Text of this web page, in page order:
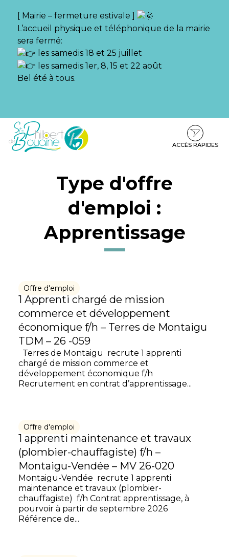
[ Mairie – fermeture estivale ]
L’accueil physique et téléphonique de la mairie
sera fermé:
les samedis 18 et 25 juillet
les samedis 1er, 8, 15 et 22 août
Bel été à tous.
Aller
Aller
contenu
Aller
pied
ACCÈS RAPIDES
Type d'offre
d'emploi :
Apprentissage
Offre d'emploi
1 Apprenti chargé de mission
commerce et développement
économique f/h – Terres de Montaigu
TDM – 26 -059
Terres de Montaigu recrute 1 apprenti
chargé de mission commerce et
développement économique f/h
Recrutement en contrat d’apprentissage...
Offre d'emploi
1 apprenti maintenance et travaux
(plombier-chauffagiste) f/h –
Montaigu-Vendée – MV 26-020
Montaigu-Vendée recrute 1 apprenti
maintenance et travaux (plombier-
chauffagiste) f/h Contrat apprentissage, à
pourvoir à partir de septembre 2026
Référence de...